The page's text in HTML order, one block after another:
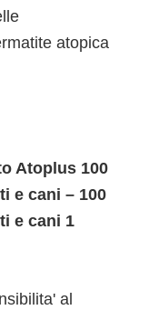
atopica
Atoplus 100
e cani – 100
e cani 1
al